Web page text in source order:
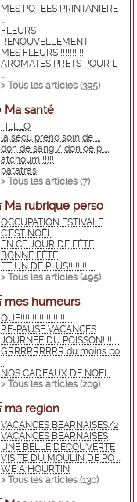
MES POTEES PRINTANIERE
...
FLEURS
RENOUVELLEMENT
MES FLEURS!!!!!!!!!!!
AROMATES PRETS POUR L
...
> Tous les articles (395)
Ma santé
HELLO
la sécu prend soin de ...
don de sang / don de p ...
atchoum !!!!!
patatras
> Tous les articles (7)
Ma rubrique perso
OCCUPATION ESTIVALE
C'EST NOËL
EN CE JOUR DE FÊTE
BONNE FÊTE
ET UN DE PLUS!!!!!!!!! ...
> Tous les articles (495)
mes humeurs
OUF!!!!!!!!!!!!!!!!!!! ...
RE-PAUSE VACANCES
JOURNEE DU POISSON!!!! ...
GRRRRRRRRR du moins po
...
NOS CADEAUX DE NOEL
> Tous les articles (209)
ma region
VACANCES BEARNAISES/2
VACANCES BEARNAISES
UNE BELLE DÉCOUVERTE
VISITE DU MOULIN DE PO ...
WE A HOURTIN
> Tous les articles (130)